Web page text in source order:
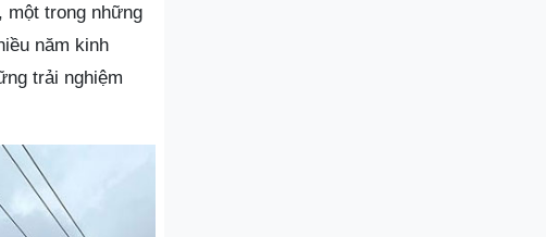
một trong những
năm kinh
trải nghiệm